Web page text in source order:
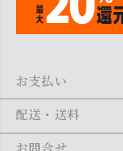
お支払い
Amazon Pay、クレジ
い。
配送・送料
全商品送料無料